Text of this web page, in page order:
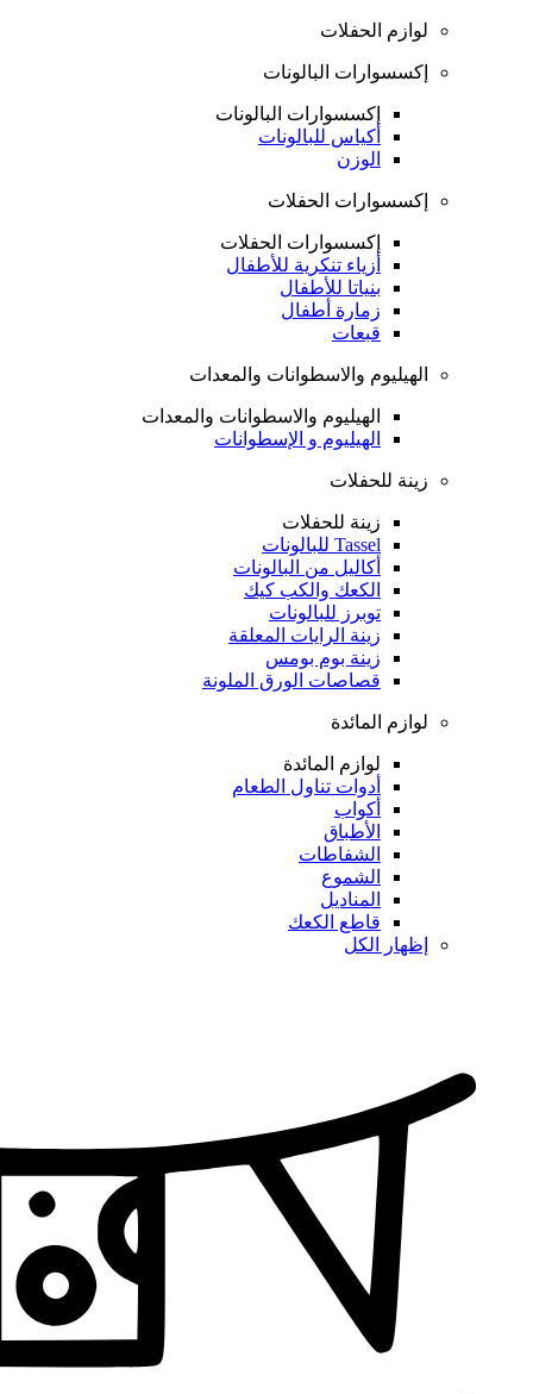
لوازم الحفلات
إكسسوارات البالونات
إكسسوارات البالونات
أكياس للبالونات
الوزن
إكسسوارات الحفلات
إكسسوارات الحفلات
أزياء تنكرية للأطفال
بنياتا للأطفال
زمارة أطفال
قبعات
الهيليوم والاسطوانات والمعدات
الهيليوم والاسطوانات والمعدات
الهيليوم و الإسطوانات
زينة للحفلات
زينة للحفلات
Tassel للبالونات
أكاليل من البالونات
الكعك والكب كيك
توبرز للبالونات
زينة الرايات المعلقة
زينة بوم بومس
قصاصات الورق الملونة
لوازم المائدة
لوازم المائدة
أدوات تناول الطعام
أكواب
الأطباق
الشفاطات
الشموع
المناديل
قاطع الكعك
إظهار الكل